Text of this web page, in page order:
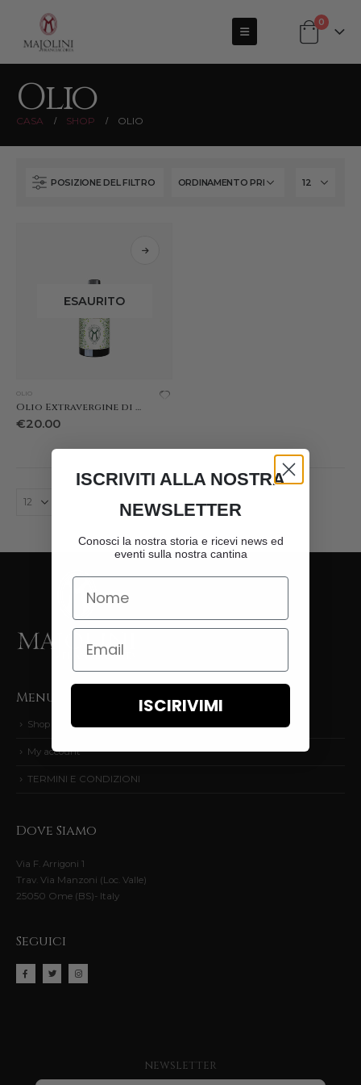
0
Olio
CASA SHOP OLIO
POSIZIONE DEL FILTRO
ESAURITO
OLIO
Olio Extravergine di Oliva Italiano Biologico
€20.00
Menu
Shop
My account
TERMINI E CONDIZIONI
Dove Siamo
Via F. Arrigoni 1
Trav. Via Manzoni (Loc. Valle)
25050 Ome (BS)- Italy
Seguici
newsletter
ISCRIVITI ALLA NOSTRA
NEWSLETTER
Conosci la nostra storia e ricevi news ed
eventi sulla nostra cantina
Name
Email
ISCIRIVIMI